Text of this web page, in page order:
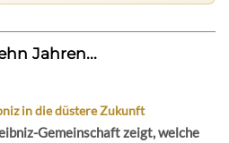
Jahren...
in die düstere Zukunft
Gemeinschaft zeigt, welche